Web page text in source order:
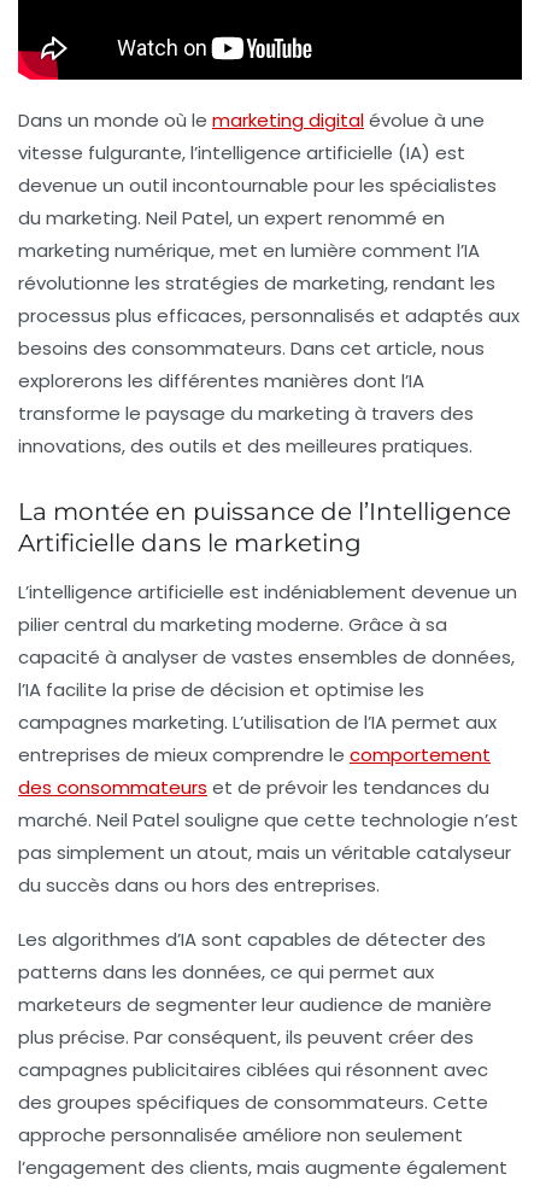
Dans un monde où le marketing digitalévolue à une
vitesse fulgurante, l’intelligence artificielle (IA) est
devenue un outil incontournable pour les spécialistes
du marketing. Neil Patel, un expert renommé en
marketing numérique, met en lumière comment l’IA
révolutionne les stratégies de marketing, rendant les
processus plus efficaces, personnalisés et adaptés aux
besoins des consommateurs. Dans cet article, nous
explorerons les différentes manières dont l’IA
transforme le paysage du marketing à travers des
innovations, des outils et des meilleures pratiques.
La montée en puissance de l’Intelligence
Artificielle dans le marketing
L’intelligence artificielle est indéniablement devenue un
pilier central du marketing moderne. Grâce à sa
capacité à analyser de vastes ensembles de données,
l’IA facilite la prise de décision et optimise les
campagnes marketing. L’utilisation de l’IA permet aux
entreprises de mieux comprendre le comportement
des consommateurs et de prévoir les tendances du
marché. Neil Patel souligne que cette technologie n’est
pas simplement un atout, mais un véritable catalyseur
du succès dans ou hors des entreprises.
Les algorithmes d’IA sont capables de détecter des
patterns dans les données, ce qui permet aux
marketeurs de segmenter leur audience de manière
plus précise. Par conséquent, ils peuvent créer des
campagnes publicitaires ciblées qui résonnent avec
des groupes spécifiques de consommateurs. Cette
approche personnalisée améliore non seulement
l’engagement des clients, mais augmente également